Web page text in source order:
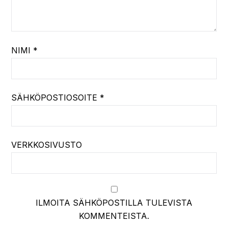
NIMI *
SÄHKÖPOSTIOSOITE *
VERKKOSIVUSTO
ILMOITA SÄHKÖPOSTILLA TULEVISTA
KOMMENTEISTA.